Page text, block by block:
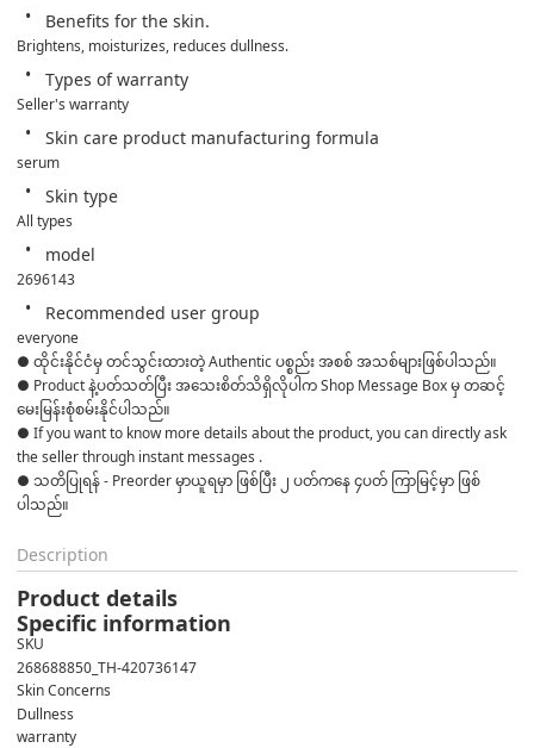
Benefits for the skin.
Brightens, moisturizes, reduces dullness.
Types of warranty
Seller's warranty
Skin care product manufacturing formula
serum
Skin type
All types
model
2696143
Recommended user group
everyone
● ထိုင်းနိုင်ငံမှ တင်သွင်းထားတဲ့ Authentic ပစ္စည်း အစစ် အသစ်များဖြစ်ပါသည်။
● Product နဲ့ပတ်သတ်ပြီး အသေးစိတ်သိရှိလိုပါက Shop Message Box မှ တဆင့်
မေးမြန်းစုံစမ်းနိုင်ပါသည်။
● If you want to know more details about the product, you can directly ask
the seller through instant messages .
● သတိပြုရန် - Preorder မှာယူရမှာ ဖြစ်ပြီး ၂ ပတ်ကနေ ၄ပတ် ကြာမြင့်မှာ ဖြစ်
ပါသည်။
Description
Product details
Specific information
SKU
268688850_TH-420736147
Skin Concerns
Dullness
warranty